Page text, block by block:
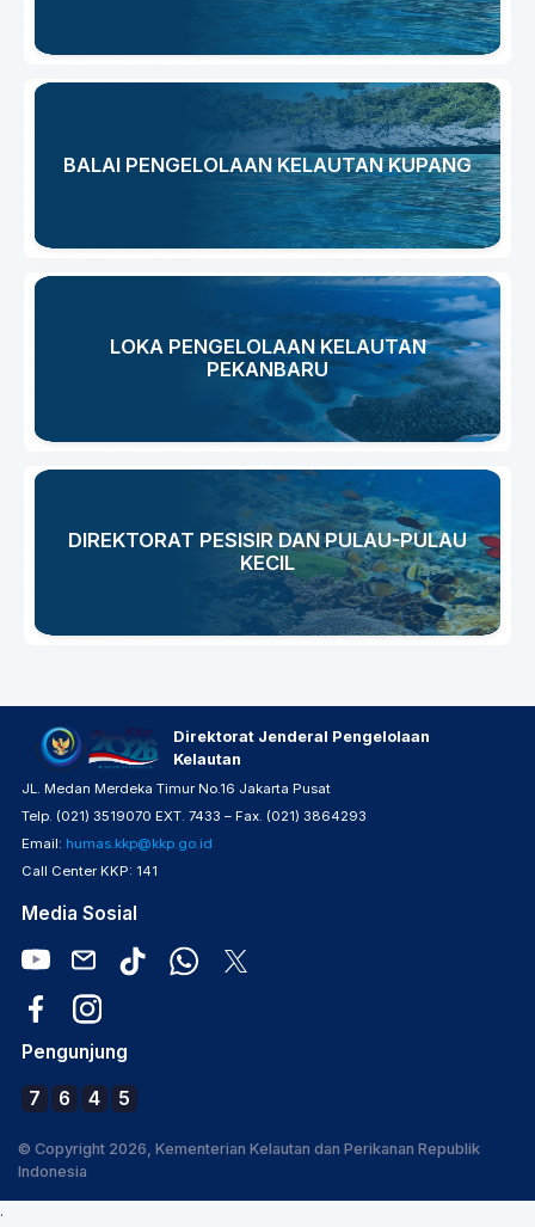
BALAI PENGELOLAAN KELAUTAN KUPANG
LOKA PENGELOLAAN KELAUTAN
PEKANBARU
DIREKTORAT PESISIR DAN PULAU-PULAU
KECIL
Direktorat Jenderal Pengelolaan
Kelautan
JL. Medan Merdeka Timur No.16 Jakarta Pusat
Telp. (021) 3519070 EXT. 7433 – Fax. (021) 3864293
Email: humas.kkp@kkp.go.id
Call Center KKP: 141
Media Sosial
Pengunjung
7 6 4 5
© Copyright 2026, Kementerian Kelautan dan Perikanan Republik
Indonesia
.